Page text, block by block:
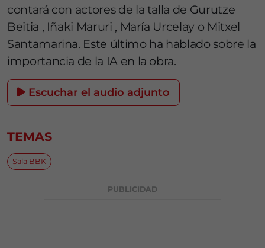
contará con actores de la talla de Gurutze
Beitia , Iñaki Maruri , María Urcelay o Mitxel
Santamarina. Este último ha hablado sobre la
importancia de la IA en la obra.
Escuchar el audio adjunto
TEMAS
Sala BBK
PUBLICIDAD